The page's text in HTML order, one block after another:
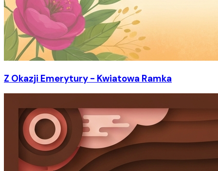
Z Okazji Emerytury - Kwiatowa Ramka